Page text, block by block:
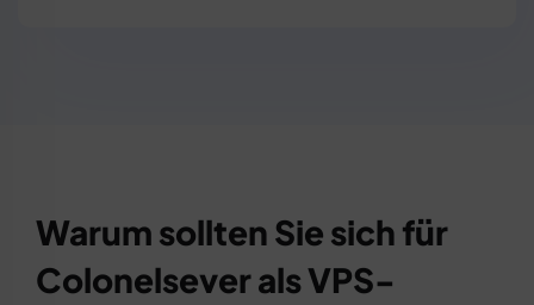
Warum sollten Sie sich für
Colonelsever als VPS-